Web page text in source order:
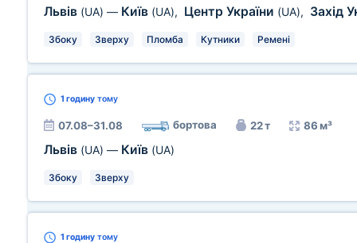
Львів (UA) — Київ (UA), Центр України (UA), Захід
Збоку Зверху Пломба Кутники Ремені
1 годину тому
07.08–31.08 бортова 22 т 86 м³
Львів (UA) — Київ (UA)
Збоку Зверху
1 годину тому